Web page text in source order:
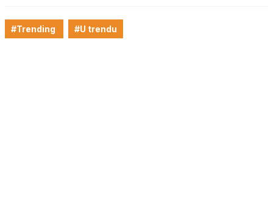
#Trending #U trendu